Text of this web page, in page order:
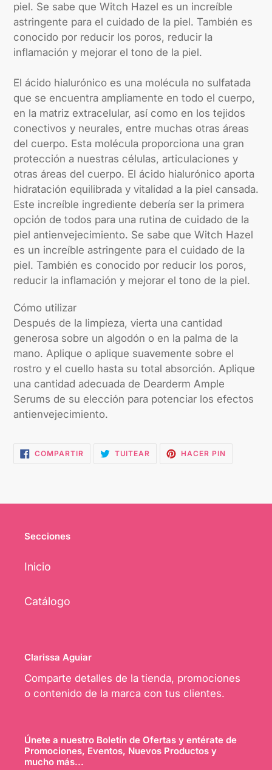
piel. Se sabe que Witch Hazel es un increíble
astringente para el cuidado de la piel. También es
conocido por reducir los poros, reducir la
inflamación y mejorar el tono de la piel.
El ácido hialurónico es una molécula no sulfatada
que se encuentra ampliamente en todo el cuerpo,
en la matriz extracelular, así como en los tejidos
conectivos y neurales, entre muchas otras áreas
del cuerpo. Esta molécula proporciona una gran
protección a nuestras células, articulaciones y
otras áreas del cuerpo. El ácido hialurónico aporta
hidratación equilibrada y vitalidad a la piel cansada.
Este increíble ingrediente debería ser la primera
opción de todos para una rutina de cuidado de la
piel antienvejecimiento. Se sabe que Witch Hazel
es un increíble astringente para el cuidado de la
piel. También es conocido por reducir los poros,
reducir la inflamación y mejorar el tono de la piel.
Cómo utilizar
Después de la limpieza, vierta una cantidad
generosa sobre un algodón o en la palma de la
mano. Aplique o aplique suavemente sobre el
rostro y el cuello hasta su total absorción. Aplique
una cantidad adecuada de Dearderm Ample
Serums de su elección para potenciar los efectos
antienvejecimiento.
COMPARTIRCOMPARTIR
EN
TUITEAR TUITEARHACER PINPINEAR
EN
Secciones
Inicio
Catálogo
Clarissa Aguiar
Comparte detalles de la tienda, promociones
o contenido de la marca con tus clientes.
Únete a nuestro Boletín de Ofertas y entérate de
Promociones, Eventos, Nuevos Productos y
mucho más...